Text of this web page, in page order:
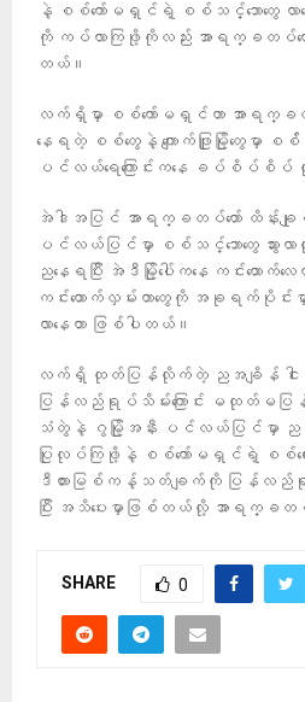
နဲ့ စစ်ကော်မရှင်ရဲ့ စစ်သင်္ဘောတွေ လ
ကို ကပ်လာကြဖို့ကိုလည်း အာရက္ခတပ်တေ
တယ်။
လက်ရှိမှာ စစ်ကော်မရှင်ဟာ အာရ
နေရတဲ့ စစ်တွေနဲ့ ကျောက်ဖြူမြို့တွေမှာ စစ််
ပင်လယ်ရေကြောင်းကနေ ခပ်စိပ်စိပ်
အဲဒါအပြင် အာရက္ခတပ်တော် ထိန်းခ
ပင်လယ်ပြင်မှာ စစ်သင်္ဘောတွေ သွားလာ
ညနေရပြီး အဲဒီမြို့ပေါ်ကနေ ကင်းထော
ကင်းထောက်လှမ်းတာတွေကို အခုရက်ပိုင်
လာနေတာ ဖြစ်ပါတယ်။
လက်ရှိ ထုတ်ပြန်လိုက်တဲ့ ညအချိန် ငါ
ပြန်လည်ရုပ်သိမ်းကြောင်း မထုတ်မပြ
သံတွဲနဲ့ ဂွမြို့အနီး ပင်လယ်ပြင်မှာ ညအ
ပြုလုပ်ကြဖို့နဲ့ စစ်ကော်မရှင်ရဲ့ စစ်ရေ
ဒီတားမြစ်ကန့်သတ်ချက်ကို ပြန်လ
ပြီး အသိပေးမှာဖြစ်တယ်လို့ အာရက္ခတ
SHARE 0